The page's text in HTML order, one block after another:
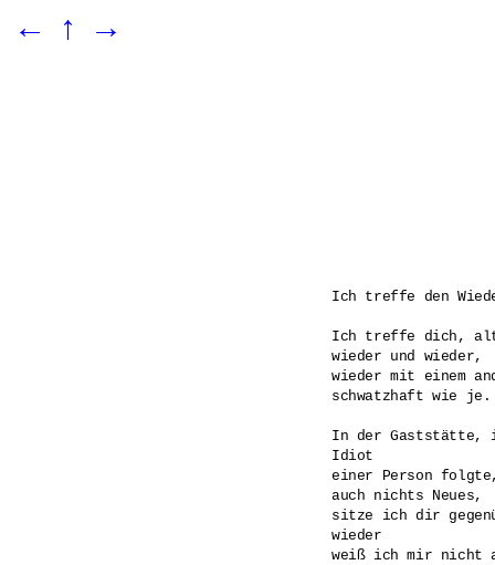
← ↑ →
Ich treffe den
Ich treffe dich,
wieder und wieder,
wieder mit einem
schwatzhaft wie je.
In der Gaststätte,
Idiot
einer Person
auch nichts Neues,
sitze ich dir
wieder
weiß ich mir nicht